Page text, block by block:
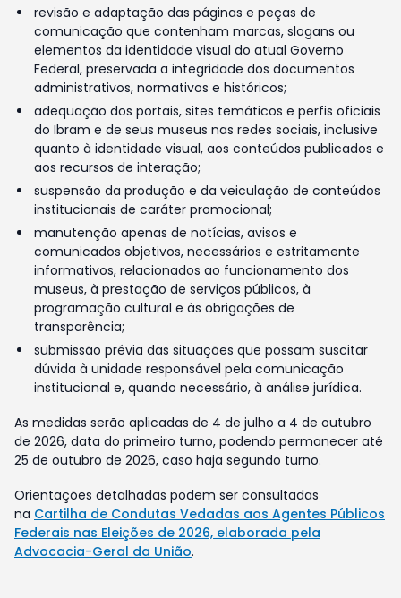
revisão e adaptação das páginas e peças de
comunicação que contenham marcas, slogans ou
elementos da identidade visual do atual Governo
Federal, preservada a integridade dos documentos
administrativos, normativos e históricos;
adequação dos portais, sites temáticos e perfis oficiais
do Ibram e de seus museus nas redes sociais, inclusive
quanto à identidade visual, aos conteúdos publicados e
aos recursos de interação;
suspensão da produção e da veiculação de conteúdos
institucionais de caráter promocional;
manutenção apenas de notícias, avisos e
comunicados objetivos, necessários e estritamente
informativos, relacionados ao funcionamento dos
museus, à prestação de serviços públicos, à
programação cultural e às obrigações de
transparência;
submissão prévia das situações que possam suscitar
dúvida à unidade responsável pela comunicação
institucional e, quando necessário, à análise jurídica.
As medidas serão aplicadas de 4 de julho a 4 de outubro
de 2026, data do primeiro turno, podendo permanecer até
25 de outubro de 2026, caso haja segundo turno.
Orientações detalhadas podem ser consultadas
na Cartilha de Condutas Vedadas aos Agentes Públicos
Federais nas Eleições de 2026, elaborada pela
Advocacia-Geral da União.